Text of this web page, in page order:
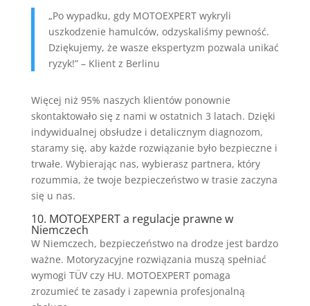
„Po wypadku, gdy MOTOEXPERT wykryli
uszkodzenie hamulców, odzyskaliśmy pewność.
Dziękujemy, że wasze ekspertyzm pozwala unikać
ryzyk!” – Klient z Berlinu
Więcej niż 95% naszych klientów ponownie
skontaktowało się z nami w ostatnich 3 latach. Dzięki
indywidualnej obsłudze i detalicznym diagnozom,
staramy się, aby każde rozwiązanie było bezpieczne i
trwałe. Wybierając nas, wybierasz partnera, który
rozummia, że twoje bezpieczeństwo w trasie zaczyna
się u nas.
10. MOTOEXPERT a regulacje prawne w
Niemczech
W Niemczech, bezpieczeństwo na drodze jest bardzo
ważne. Motoryzacyjne rozwiązania muszą spełniać
wymogi TÜV czy HU. MOTOEXPERT pomaga
zrozumieć te zasady i zapewnia profesjonalną